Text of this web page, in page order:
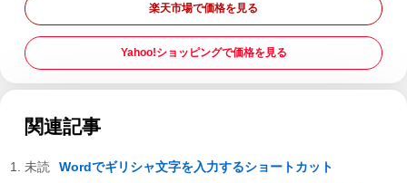
楽天市場で価格を見る
Yahoo!ショッピングで価格を見る
関連記事
Wordでギリシャ文字を入力するショートカット